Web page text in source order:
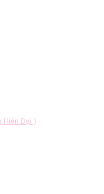
Hiện Đại )